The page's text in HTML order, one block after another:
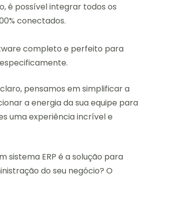
é possível integrar todos os
conectados.
completo e perfeito para
pensamos em simplificar a
a energia da sua equipe para
uma experiência incrível e
sistema ERP é a solução para
do seu negócio? O